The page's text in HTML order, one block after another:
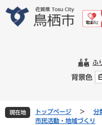
文
ふ
背景色
現在地 トップページ > 分
市民活動・地域づくり